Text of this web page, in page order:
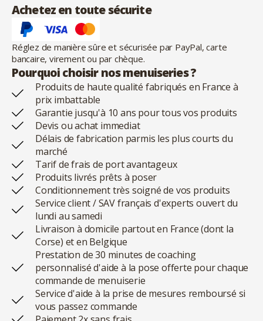
Achetez en toute sécurite
Réglez de manière sûre et sécurisée par PayPal, carte
bancaire, virement ou par chèque.
Pourquoi choisir nos menuiseries ?
Produits de haute qualité fabriqués en France à
prix imbattable
Garantie jusqu'à 10 ans pour tous vos produits
Devis ou achat immediat
Délais de fabrication parmis les plus courts du
marché
Tarif de frais de port avantageux
Produits livrés prêts à poser
Conditionnement très soigné de vos produits
Service client / SAV français d'experts ouvert du
lundi au samedi
Livraison à domicile partout en France (dont la
Corse) et en Belgique
Prestation de 30 minutes de coaching
personnalisé d'aide à la pose offerte pour chaque
commande de menuiserie
Service d'aide à la prise de mesures remboursé si
vous passez commande